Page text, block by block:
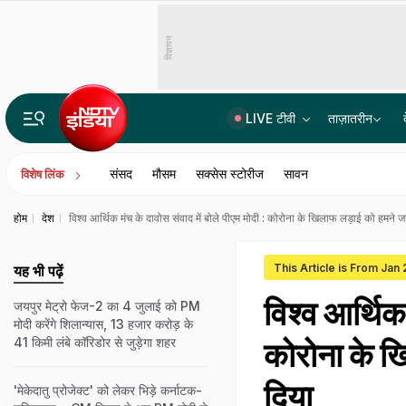
विज्ञापन
LIVE टीवी ताज़ातरीन
विशेष लिंक संसद मौसम सक्सेस स्टोरीज सावन
होम देश विश्व आर्थिक मंच के दावोस संवाद में बोले पीएम मोदी : कोरोना के खिलाफ लड़ाई को हमने
This Article is From Jan
विश्व
कोरोना के
दिया
यह भी पढ़ें
जयपुर मेट्रो फेज-2 का 4 जुलाई को PM
मोदी करेंगे शिलान्यास, 13 हजार करोड़ के
41 किमी लंबे कॉरिडोर से जुड़ेगा शहर
'मेकेदातु प्रोजेक्ट' को लेकर भिड़े कर्नाटक-